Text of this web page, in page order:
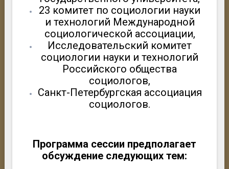
23 комитет по социологии науки
и технологий Международной
социологической ассоциации,
Исследовательский комитет
социологии науки и технологий
Российского общества
социологов,
Санкт-Петербургская ассоциация
социологов.
Программа сессии предполагает
обсуждение следующих тем: